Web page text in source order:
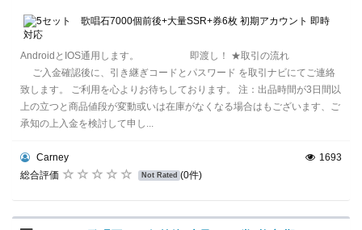
AndroidとIOS通用します。 即渡し！ ★取引の流れ
ご入金確認後に、引き継ぎコードとパスワード を取引ナビにてご連絡
致します。 ご利用を心よりお待ちしております。 注：出品時間が3日間以
上の立つと商品値段が変動或いは在庫がなくなる場合はもございます、ご
承知の上入金を検討して申し...
Carney
総合評価
Not Rated (0件)
1693